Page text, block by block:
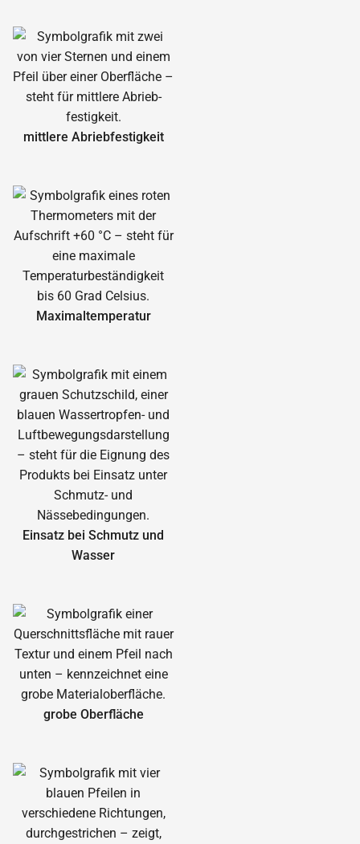
mittlere Abrieb­festigkeit
Maximal­temperatur
Einsatz bei Schmutz und
Wasser
grobe Oberfläche